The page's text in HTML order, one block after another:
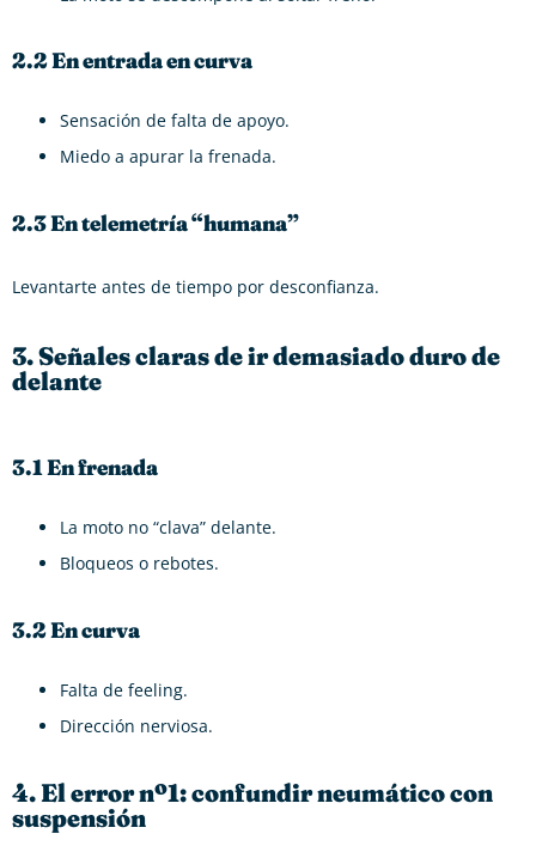
2.2 En entrada en curva
Sensación de falta de apoyo.
Miedo a apurar la frenada.
2.3 En telemetría “humana”
Levantarte antes de tiempo por desconfianza.
3. Señales claras de ir demasiado duro de
delante
3.1 En frenada
La moto no “clava” delante.
Bloqueos o rebotes.
3.2 En curva
Falta de feeling.
Dirección nerviosa.
4. El error nº1: confundir neumático con
suspensión